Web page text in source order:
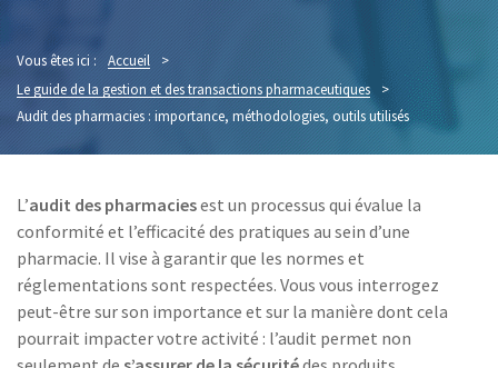
Vous êtes ici : Accueil
>
Le guide de la gestion et des transactions pharmaceutiques
>
Audit des pharmacies : importance, méthodologies, outils utilisés
L’audit des pharmaciesest un processus qui évalue la
conformité et l’efficacité des pratiques au sein d’une
pharmacie. Il vise à garantir que les normes et
réglementations sont respectées. Vous vous interrogez
peut-être sur son importance et sur la manière dont cela
pourrait impacter votre activité : l’audit permet non